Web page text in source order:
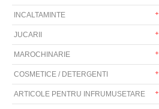
INCALTAMINTE
JUCARII
MAROCHINARIE
COSMETICE / DETERGENTI
ARTICOLE PENTRU INFRUMUSETARE